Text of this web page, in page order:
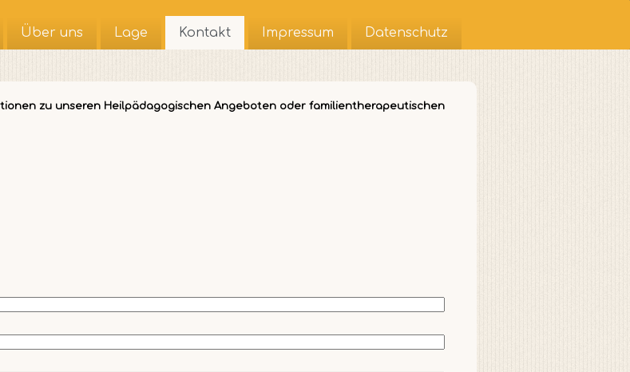
Über uns Lage Kontakt Impressum Datenschutz
zu unseren Heilpädagogischen Angeboten oder familientherapeutischen